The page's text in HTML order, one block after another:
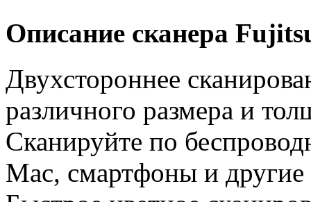
Описание сканера
Двухстороннее
различного размера и
Сканируйте по
Mac, смартфоны и другие